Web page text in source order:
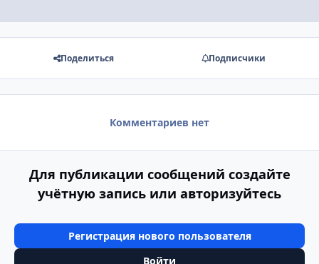
Поделиться Подписчики
Комментариев нет
Для публикации сообщений создайте
учётную запись или авторизуйтесь
Регистрация нового пользователя
Войти